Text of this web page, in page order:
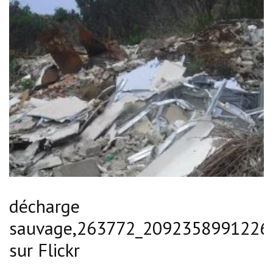
décharge
sur Flickr